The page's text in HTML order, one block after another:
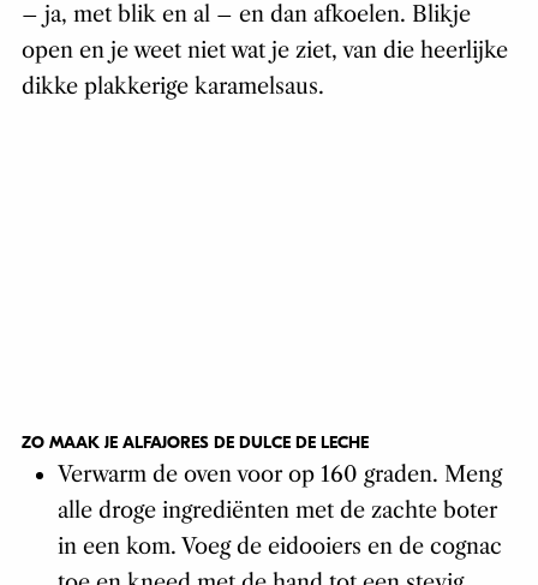
– ja, met blik en al – en dan afkoelen. Blikje
open en je weet niet wat je ziet, van die heerlijke
dikke plakkerige karamelsaus.
ZO MAAK JE ALFAJORES DE DULCE DE LECHE
Verwarm de oven voor op 160 graden. Meng
alle droge ingrediënten met de zachte boter
in een kom. Voeg de eidooiers en de cognac